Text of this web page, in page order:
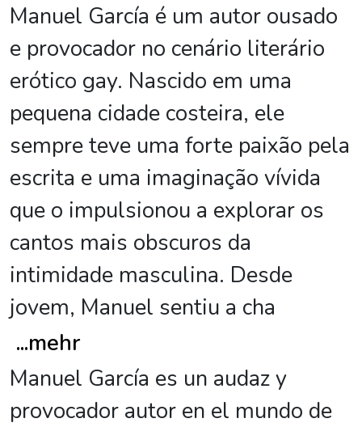
Manuel García é um autor ousado
e provocador no cenário literário
erótico gay. Nascido em uma
pequena cidade costeira, ele
sempre teve uma forte paixão pela
escrita e uma imaginação vívida
que o impulsionou a explorar os
cantos mais obscuros da
intimidade masculina. Desde
jovem, Manuel sentiu a cha
...mehr
Manuel García es un audaz y
provocador autor en el mundo de